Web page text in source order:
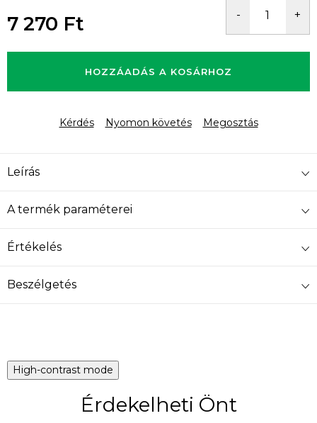
7 270 Ft
HOZZÁADÁS A KOSÁRHOZ
Kérdés Nyomon követés Megosztás
Leírás
A termék paraméterei
Értékelés
Beszélgetés
High-contrast mode
Érdekelheti Önt